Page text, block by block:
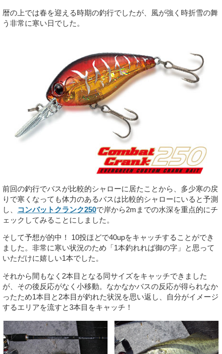
暦の上では春を迎える時期の釣行でしたが、風が強く時折雪の舞
う非常に寒い日でした。
前回の釣行でバスが比較的シャローに居たことから、多少寒の戻
りで寒くなっても体力のあるバスは比較的シャローにいると予測
し、
コンバットクランク250で岸から2mまでの水深を重点的にチ
ェックしてみることにしました。
そして予想が的中！ 10投ほどで40upをキャッチすることができ
ました。非常に寒い状況のため「1本釣れれば御の字」と思って
いただけに嬉しい1本でした。
それから間もなく2本目となる同サイズをキャッチできました
が、その後反応がなく小移動。なかなかバスの反応が得られなか
ったため1本目と2本目が釣れた状況を思い返し、自分がイメージ
するエリアを流すと3本目をキャッチ！